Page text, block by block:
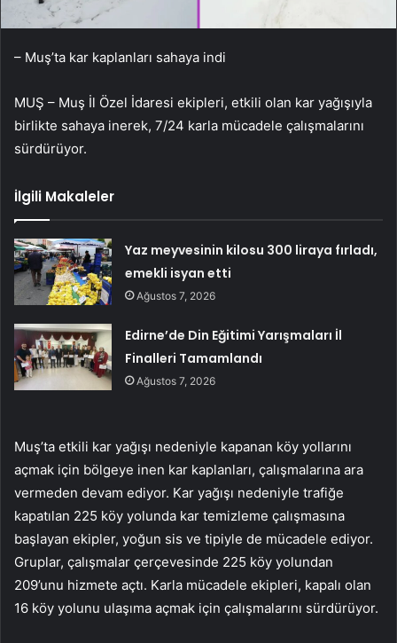
– Muş’ta kar kaplanları sahaya indi
MUŞ – Muş İl Özel İdaresi ekipleri, etkili olan kar yağışıyla
birlikte sahaya inerek, 7/24 karla mücadele çalışmalarını
sürdürüyor.
İlgili Makaleler
Yaz meyvesinin kilosu 300 liraya fırladı,
emekli isyan etti
Ağustos 7, 2026
Edirne’de Din Eğitimi Yarışmaları İl
Finalleri Tamamlandı
Ağustos 7, 2026
Muş’ta etkili kar yağışı nedeniyle kapanan köy yollarını
açmak için bölgeye inen kar kaplanları, çalışmalarına ara
vermeden devam ediyor. Kar yağışı nedeniyle trafiğe
kapatılan 225 köy yolunda kar temizleme çalışmasına
başlayan ekipler, yoğun sis ve tipiyle de mücadele ediyor.
Gruplar, çalışmalar çerçevesinde 225 köy yolundan
209’unu hizmete açtı. Karla mücadele ekipleri, kapalı olan
16 köy yolunu ulaşıma açmak için çalışmalarını sürdürüyor.